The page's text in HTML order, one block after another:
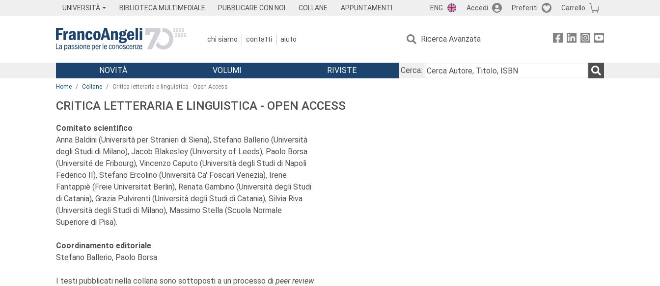
UNIVERSITÀ BIBLIOTECA MULTIMEDIALE PUBBLICARE CON NOI COLLANE APPUNTAMENTI ENG Accedi Preferiti Carrello
chi siamo contatti aiuto Ricerca Avanzata
Menu
NOVITÀ VOLUMI RIVISTE
Cerca:
Home Collane Critica letteraria e linguistica - Open Access
CRITICA LETTERARIA E LINGUISTICA - OPEN ACCESS
Comitato scientifico
Anna Baldini (Università per Stranieri di Siena), Stefano Ballerio (Università
degli Studi di Milano), Jacob Blakesley (University of Leeds), Paolo Borsa
(Université de Fribourg), Vincenzo Caputo (Università degli Studi di Napoli
Federico II), Stefano Ercolino (Università Ca' Foscari Venezia), Irene
Fantappiè (Freie Universität Berlin), Renata Gambino (Università degli Studi
di Catania), Grazia Pulvirenti (Università degli Studi di Catania), Silvia Riva
(Università degli Studi di Milano), Massimo Stella (Scuola Normale
Superiore di Pisa).
Coordinamento editoriale
Stefano Ballerio, Paolo Borsa
I testi pubblicati nella collana sono sottoposti a un processo di peer review